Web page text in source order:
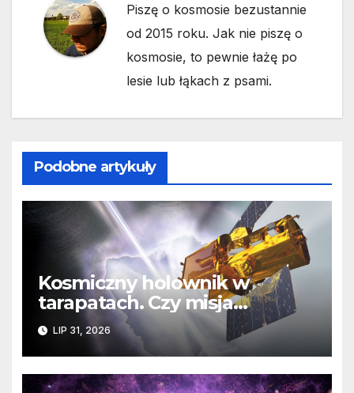
Piszę o kosmosie bezustannie
od 2015 roku. Jak nie piszę o
kosmosie, to pewnie łażę po
lesie lub łąkach z psami.
Podobne artykuły
Kosmiczny holownik w
tarapatach. Czy misja
ratowania Teleskopu Swift
jest zagrożona?
LIP 31, 2026